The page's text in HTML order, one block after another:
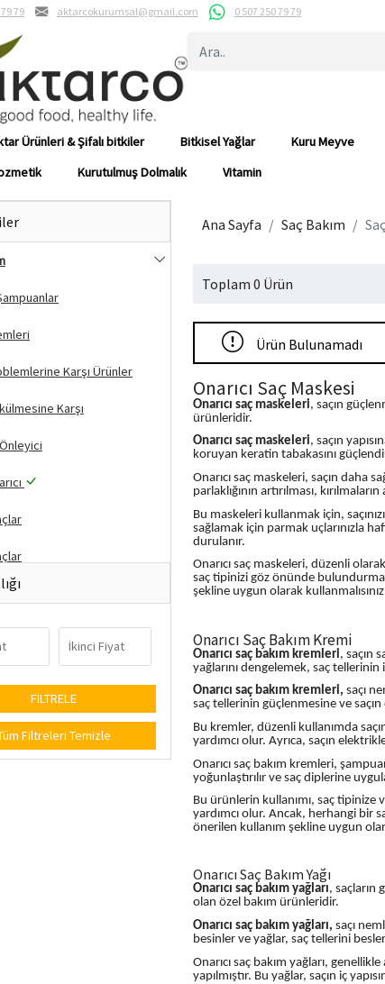
79 aktarcokurumsal@gmail.com 0 507 250 79 79
Ürünleri & Şifalı bitkiler Bitkisel Yağlar Kuru Meyve
Kurutulmuş Dolmalık Vitamin
Karşı Ürünler
Karşı
Saçlar
Saçlar
Filtreleri Temizle
Ana Sayfa Saç Bakım
Toplam 0 Ürün
Ürün Bulunamadı
Onarıcı Saç Maskesi
Onarıcı saç maskeleri, saçın
ürünleridir.
Onarıcı saç maskeleri, saçın
koruyan keratin tabakasını
Onarıcı saç maskeleri, saçın daha
parlaklığının artırılması,
Bu maskeleri kullanmak için,
sağlamak için parmak uçlarınızla
durulanır.
Onarıcı saç maskeleri, düzenli
saç tipinizi göz önünde
şekline uygun olarak
Onarıcı Saç Bakım Kremi
Onarıcı saç bakım kremleri, saçın
yağlarını dengelemek, saç tellerinin
Onarıcı saç bakım kremleri, saçı
saç tellerinin güçlenmesine ve
Bu kremler, düzenli kullanımda
yardımcı olur. Ayrıca, saçın
Onarıcı saç bakım kremleri,
yoğunlaştırılır ve saç diplerine
Bu ürünlerin kullanımı, saç tipinize
yardımcı olur. Ancak, herhangi bir
önerilen kullanım şekline uygun
Onarıcı Saç Bakım Yağı
Onarıcı saç bakım yağları, saçların
olan özel bakım ürünleridir.
Onarıcı saç bakım yağları, saçı
besinler ve yağlar, saç tellerini besler
Onarıcı saç bakım yağları,
yapılmıştır. Bu yağlar, saçın iç